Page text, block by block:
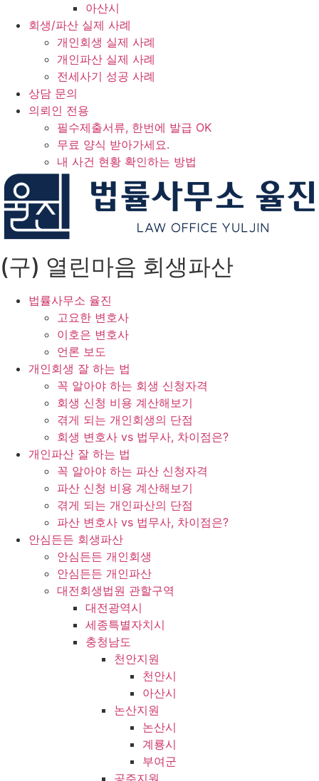
아산시
회생/파산 실제 사례
개인회생 실제 사례
개인파산 실제 사례
전세사기 성공 사례
상담 문의
의뢰인 전용
필수제출서류, 한번에 발급 OK
무료 양식 받아가세요.
내 사건 현황 확인하는 방법
(구) 열린마음 회생파산
법률사무소 율진
고요한 변호사
이호은 변호사
언론 보도
개인회생 잘 하는 법
꼭 알아야 하는 회생 신청자격
회생 신청 비용 계산해보기
겪게 되는 개인회생의 단점
회생 변호사 vs 법무사, 차이점은?
개인파산 잘 하는 법
꼭 알아야 하는 파산 신청자격
파산 신청 비용 계산해보기
겪게 되는 개인파산의 단점
파산 변호사 vs 법무사, 차이점은?
안심든든 회생파산
안심든든 개인회생
안심든든 개인파산
대전회생법원 관할구역
대전광역시
세종특별자치시
충청남도
천안지원
천안시
아산시
논산지원
논산시
계룡시
부여군